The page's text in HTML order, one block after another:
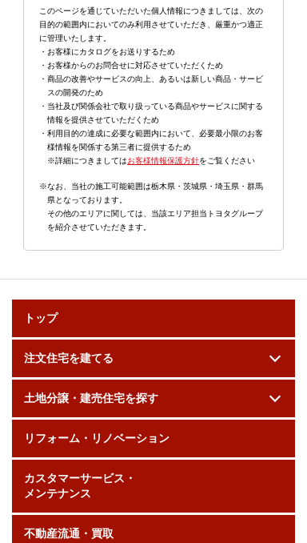
このページを通じていただいた個人情報につきましては、次の
目的の範囲内においてのみ利用させていただき、厳重かつ適正
に管理いたします。
・お客様にカタログをお送りするため
・お客様からのお問合せに対応させていただくため
・商品の改善やサービスの向上、あるいは新しい商品・サービ
スの開発のため
・当社及び関係会社で取り扱っている商品やサービスに関する
情報を提供させていただくため
・利用目的の達成に必要な範囲内において、必要最小限のお客
様情報を関係する第三者に提供するため
※詳細につきましてはお客様情報保護方針をご覧ください
※なお、当社の施工可能範囲は栃木県・茨城県・埼玉県・群馬
県となっております。
その他のエリアに関しては、当該エリア担当トヨタグループ
を紹介させていただきます。
トップ
注文住宅を建てる
土地分譲・建売住宅を探す
リフォーム・リノベーション
カスタマーサービス・
メンテナンス
不動産流通・買取